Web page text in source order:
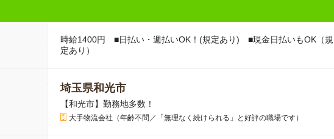
時給1400円 ■日払い・週払いOK！(規定あり) ■現金日払いもOK（規
定あり）
埼玉県和光市
【和光市】勤務地多数！
大手物流会社（年齢不問／「無理なく続けられる」と好評の職場です）